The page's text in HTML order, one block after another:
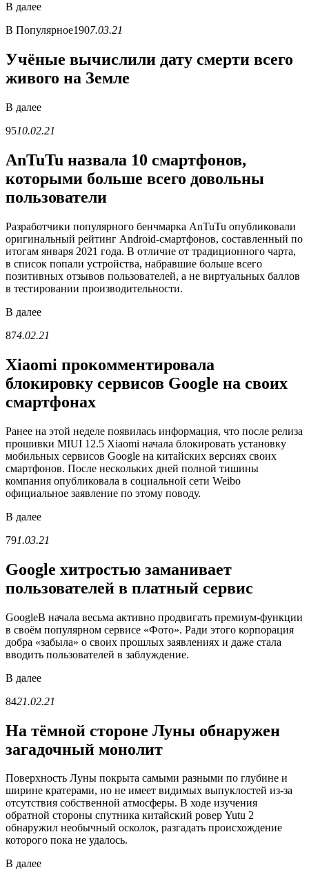
В далее
В Популярное1907.03.21
Учёные вычислили дату смерти всего
живого на Земле
В далее
9510.02.21
AnTuTu назвала 10 смартфонов,
которыми больше всего довольны
пользователи
Разработчики популярного бенчмарка AnTuTu опубликовали
оригинальный рейтинг Android-смартфонов, составленный по
итогам января 2021 года. В отличие от традиционного чарта,
в список попали устройства, набравшие больше всего
позитивных отзывов пользователей, а не виртуальных баллов
в тестировании производительности.
В далее
874.02.21
Xiaomi прокомментировала
блокировку сервисов Google на своих
смартфонах
Ранее на этой неделе появилась информация, что после релиза
прошивки MIUI 12.5 Xiaomi начала блокировать установку
мобильных сервисов Google на китайских версиях своих
смартфонов. После нескольких дней полной тишины
компания опубликовала в социальной сети Weibo
официальное заявление по этому поводу.
В далее
791.03.21
Google хитростью заманивает
пользователей в платный сервис
GoogleВ начала весьма активно продвигать премиум-функции
в своём популярном сервисе «Фото». Ради этого корпорация
добра «забыла» о своих прошлых заявлениях и даже стала
вводить пользователей в заблуждение.
В далее
8421.02.21
На тёмной стороне Луны обнаружен
загадочный монолит
Поверхность Луны покрыта самыми разными по глубине и
ширине кратерами, но не имеет видимых выпуклостей из-за
отсутствия собственной атмосферы. В ходе изучения
обратной стороны спутника китайский ровер Yutu 2
обнаружил необычный осколок, разгадать происхождение
которого пока не удалось.
В далее